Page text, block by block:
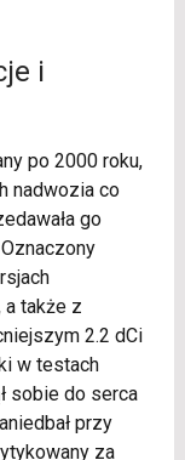
i
po 2000 roku,
nadwozia co
go
a także z
2.2 dCi
w testach
sobie do serca
przy
za